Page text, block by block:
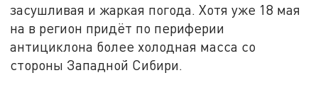
засушливая и жаркая погода. Хотя уже 18 мая
на в регион придёт по периферии
антициклона более холодная масса со
стороны Западной Сибири.